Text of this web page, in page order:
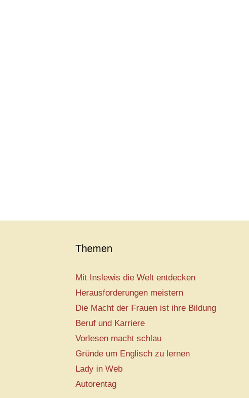
Themen
Mit Inslewis die Welt entdecken
Herausforderungen meistern
Die Macht der Frauen ist ihre Bildung
Beruf und Karriere
Vorlesen macht schlau
Gründe um Englisch zu lernen
Lady in Web
Autorentag